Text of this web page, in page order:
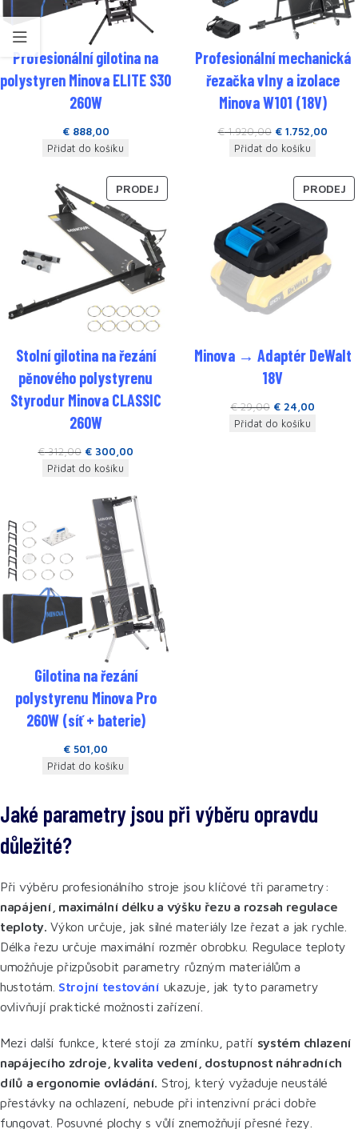
Profesionální gilotina na
polystyren Minova ELITE S30
260W
€888,00
Přidat do košíku
Profesionální mechanická
řezačka vlny a izolace
Minova W101 (18V)
€1.920,00 €1.752,00
Přidat do košíku
PRODEJ
Stolní gilotina na řezání
pěnového polystyrenu
Styrodur Minova CLASSIC
260W
€312,00 €300,00
Přidat do košíku
PRODEJ
Minova → Adaptér DeWalt
18V
€29,00 €24,00
Přidat do košíku
Gilotina na řezání
polystyrenu Minova Pro
260W (síť + baterie)
€ 501,00
Přidat do košíku
Jaké parametry jsou při výběru opravdu
důležité?
Při výběru profesionálního stroje jsou klíčové tři parametry:
napájení, maximální délku a výšku řezu a rozsah regulace
teploty. Výkon určuje, jak silné materiály lze řezat a jak rychle.
Délka řezu určuje maximální rozměr obrobku. Regulace teploty
umožňuje přizpůsobit parametry různým materiálům a
hustotám. Strojní testování ukazuje, jak tyto parametry
ovlivňují praktické možnosti zařízení.
Mezi další funkce, které stojí za zmínku, patří systém chlazení
napájecího zdroje, kvalita vedení, dostupnost náhradních
dílů a ergonomie ovládání. Stroj, který vyžaduje neustálé
přestávky na ochlazení, nebude při intenzivní práci dobře
fungovat. Posuvné plochy s vůlí znemožňují přesné řezy.